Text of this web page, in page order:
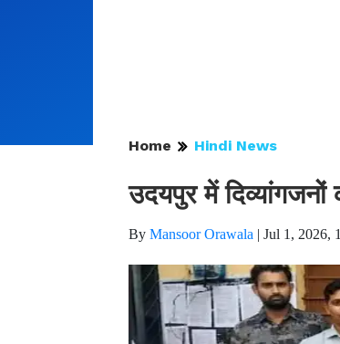
Home Hindi News
उदयपुर में
By Mansoor Orawala | Jul 1, 2026,